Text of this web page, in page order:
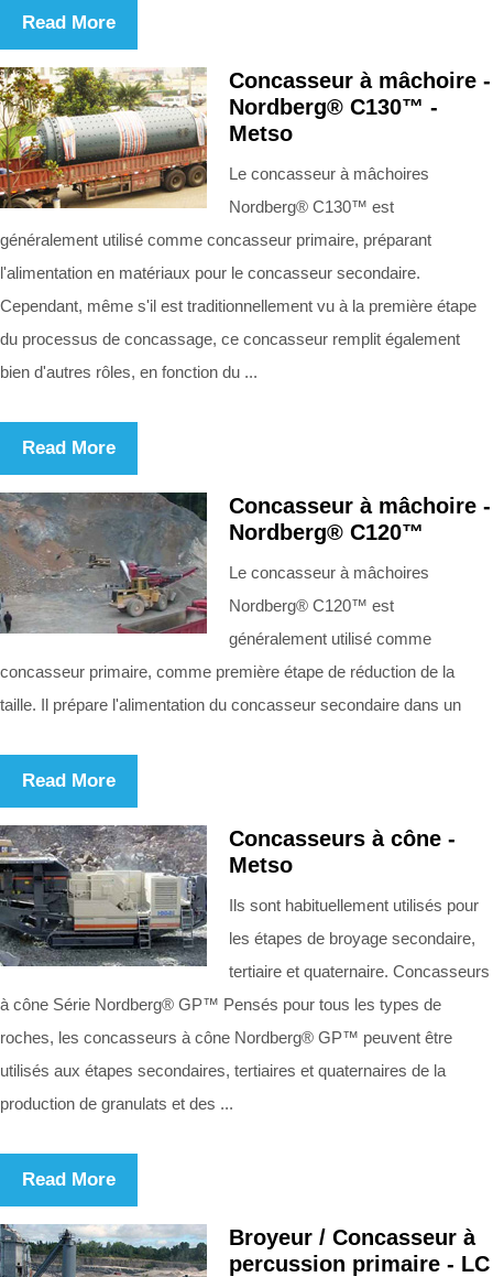
Read More
Concasseur à mâchoire -
Nordberg® C130™ -
Metso
Le concasseur à mâchoires
Nordberg® C130™ est
généralement utilisé comme concasseur primaire, préparant
l'alimentation en matériaux pour le concasseur secondaire.
Cependant, même s'il est traditionnellement vu à la première étape
du processus de concassage, ce concasseur remplit également
bien d'autres rôles, en fonction du ...
Read More
Concasseur à mâchoire -
Nordberg® C120™
Le concasseur à mâchoires
Nordberg® C120™ est
généralement utilisé comme
concasseur primaire, comme première étape de réduction de la
taille. Il prépare l'alimentation du concasseur secondaire dans un
Read More
Concasseurs à cône -
Metso
Ils sont habituellement utilisés pour
les étapes de broyage secondaire,
tertiaire et quaternaire. Concasseurs
à cône Série Nordberg® GP™ Pensés pour tous les types de
roches, les concasseurs à cône Nordberg® GP™ peuvent être
utilisés aux étapes secondaires, tertiaires et quaternaires de la
production de granulats et des ...
Read More
Broyeur / Concasseur à
percussion primaire - LC